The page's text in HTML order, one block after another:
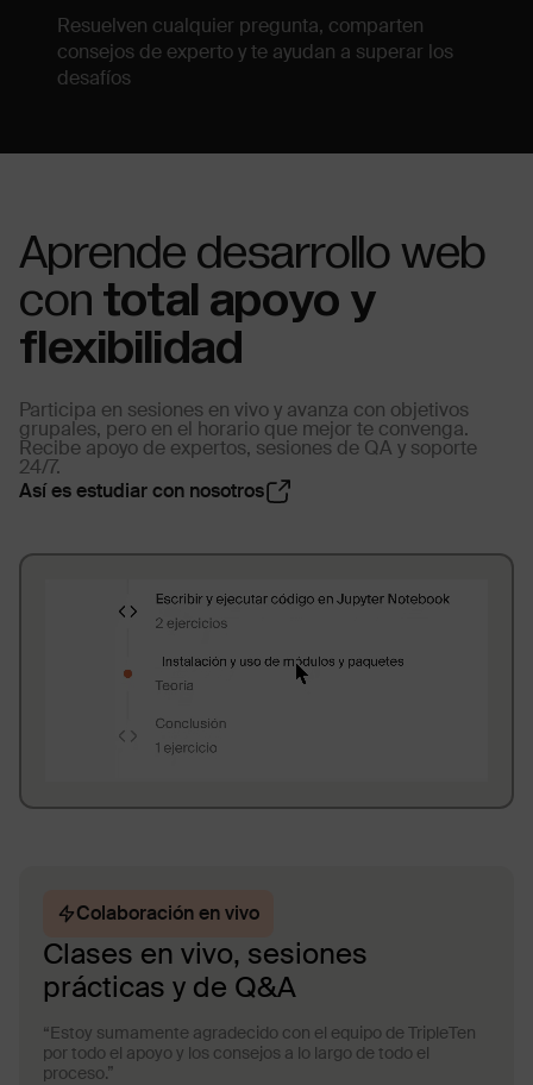
Resuelven cualquier pregunta, comparten
consejos de experto y te ayudan a superar los
desafíos
Aprende desarrollo web
con total apoyo y
flexibilidad
Así es estudiar con nosotros
Participa en sesiones en vivo y avanza con objetivos
grupales, pero en el horario que mejor te convenga.
Recibe apoyo de expertos, sesiones de QA y soporte
24/7.
Colaboración en vivo
Clases en vivo, sesiones
prácticas y de Q&A
“Estoy sumamente agradecido con el equipo de TripleTen
por todo el apoyo y los consejos a lo largo de todo el
proceso.”